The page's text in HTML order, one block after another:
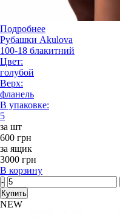
Подробнее
Рубашки Akulova
100-18 блакитний
Цвет:
голубой
Верх:
фланель
В упаковке:
5
за шт
600 грн
за ящик
3000 грн
В корзину
-
Купить
NEW